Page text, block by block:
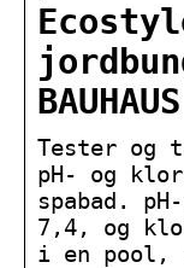
BAUHAUS
Tester og
pH- og
spabad.
7,4, og
i en pool,